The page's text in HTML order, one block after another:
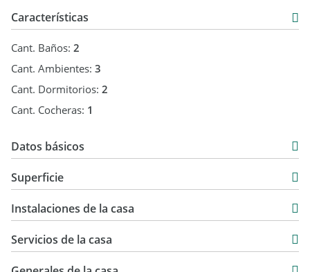
Características
Cant. Baños: 2
Cant. Ambientes: 3
Cant. Dormitorios: 2
Cant. Cocheras: 1
Datos básicos
Venta
USD 170.000
Superficie
942 m2
Instalaciones de la casa
Servicios de la casa